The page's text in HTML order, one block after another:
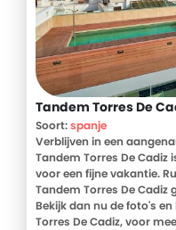
Tandem Torres De
Soort:spanje
Verblijven in een
Tandem Torres De Cadiz
voor een fijne vakantie.
Tandem Torres De Cadiz
Bekijk dan nu de foto's
Torres De Cadiz, voor